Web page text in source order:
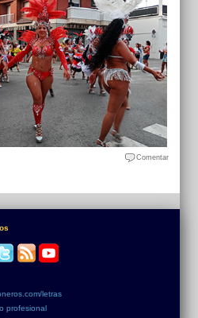
Comentar
letras
profesional